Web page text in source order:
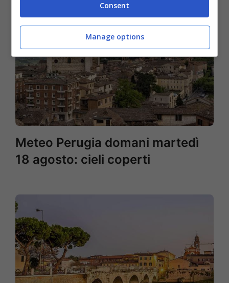
Meteo Perugia domani martedì
18 agosto: cieli coperti
Consent
Manage options